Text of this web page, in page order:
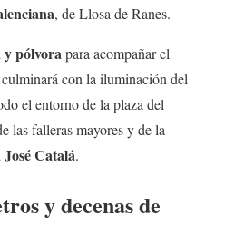
, de Llosa de Ranes.
y pólvorapara acompañar el
con la iluminación del
el entorno de la plaza del
las falleras mayores y de la
Catalá.
y decenas de